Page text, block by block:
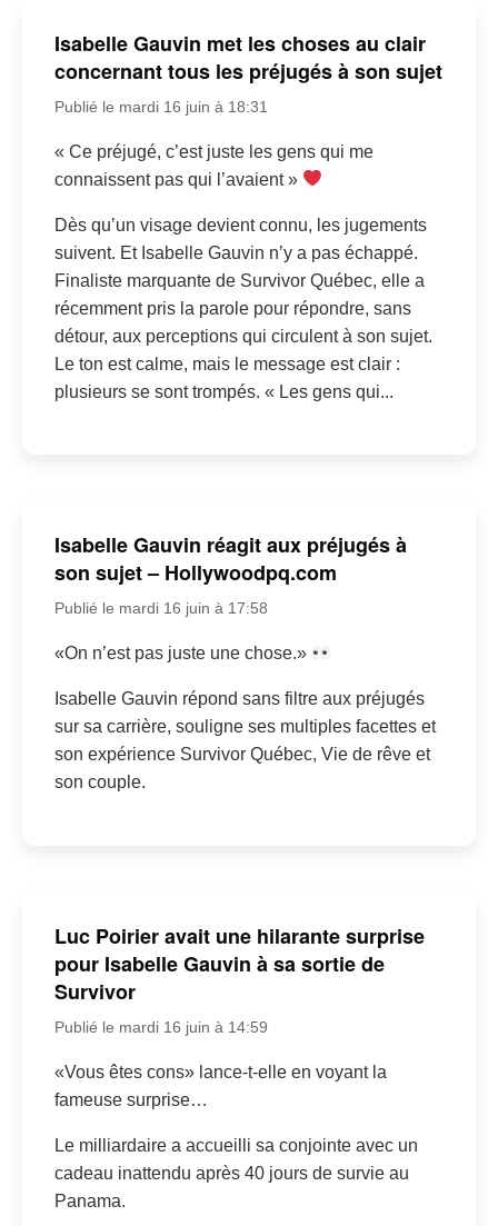
Isabelle Gauvin met les choses au clair
concernant tous les préjugés à son sujet
Publié le mardi 16 juin à 18:31
« Ce préjugé, c’est juste les gens qui me
connaissent pas qui l’avaient »
Dès qu’un visage devient connu, les jugements
suivent. Et Isabelle Gauvin n’y a pas échappé.
Finaliste marquante de Survivor Québec, elle a
récemment pris la parole pour répondre, sans
détour, aux perceptions qui circulent à son sujet.
Le ton est calme, mais le message est clair :
plusieurs se sont trompés. « Les gens qui...
Isabelle Gauvin réagit aux préjugés à
son sujet – Hollywoodpq.com
Publié le mardi 16 juin à 17:58
«On n’est pas juste une chose.»
Isabelle Gauvin répond sans filtre aux préjugés
sur sa carrière, souligne ses multiples facettes et
son expérience Survivor Québec, Vie de rêve et
son couple.
Luc Poirier avait une hilarante surprise
pour Isabelle Gauvin à sa sortie de
Survivor
Publié le mardi 16 juin à 14:59
«Vous êtes cons» lance-t-elle en voyant la
fameuse surprise…
Le milliardaire a accueilli sa conjointe avec un
cadeau inattendu après 40 jours de survie au
Panama.